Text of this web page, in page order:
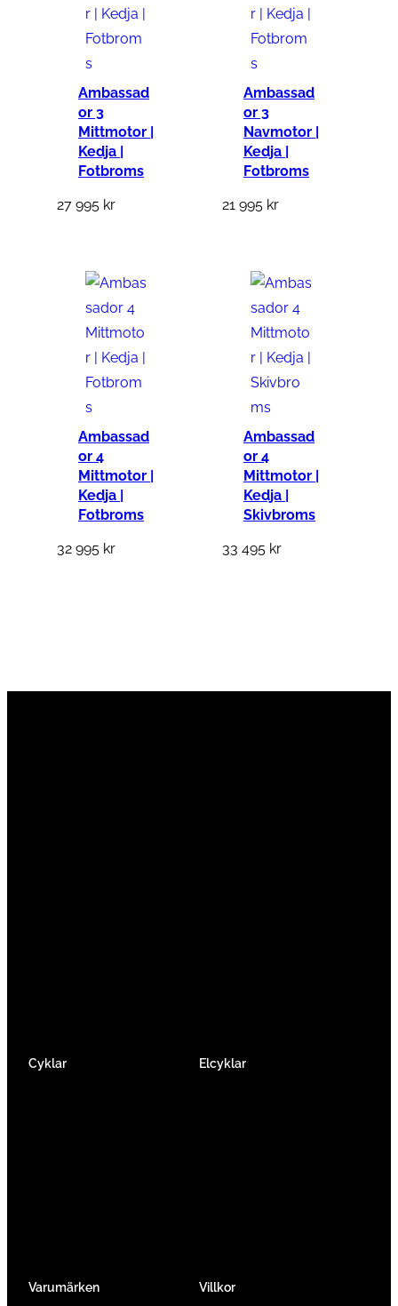
Ambassad
or 3
Mittmotor |
Kedja |
Fotbroms
27 995 kr
Ambassad
or 3
Navmotor |
Kedja |
Fotbroms
21 995 kr
Ambassad
or 4
Mittmotor |
Kedja |
Fotbroms
32 995 kr
Ambassad
or 4
Mittmotor |
Kedja |
Skivbroms
33 495 kr
Cyklar Elcyklar
Varumärken Villkor